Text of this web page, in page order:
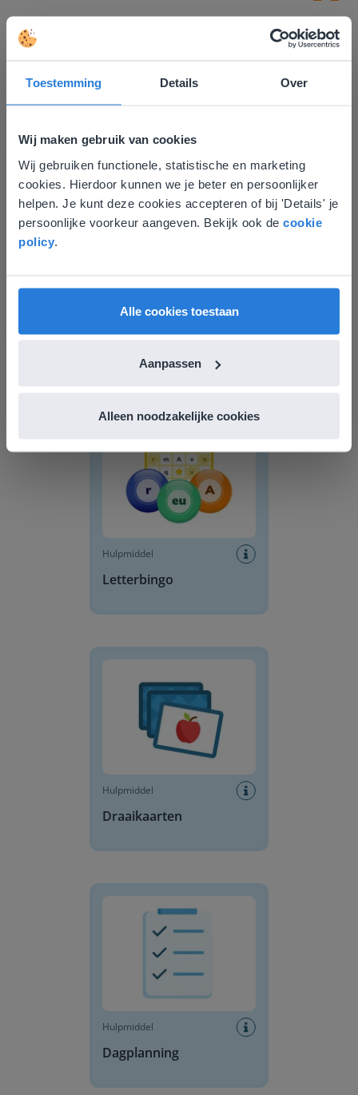
Toestemming Details Over
Wij maken gebruik van cookies
Wij gebruiken functionele, statistische en marketing
cookies. Hierdoor kunnen we je beter en persoonlijker
helpen. Je kunt deze cookies accepteren of bij 'Details' je
persoonlijke voorkeur aangeven. Bekijk ook de cookie
policy
Alle cookies toestaan
Aanpassen
Alleen noodzakelijke cookies
Ontdek meer
Woordzoeker
Hulpmiddel
Hulpmiddel
Letterbingo
Hulpmiddel
Draaikaarten
Hulpmiddel
Dagplanning
Deze website komt niet
overeen met je locatie
Gezien je locatie, denken we dat je misschien
liever naar de website voor English gaat. Hier
English
Vlaanderen